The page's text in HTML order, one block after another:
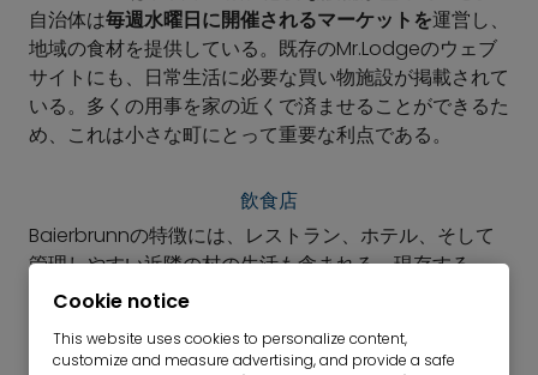
自治体は毎週水曜日に開催されるマーケットを運営し、
地域の食材を提供している。既存のMr.Lodgeのウェブ
サイトにも、日常生活に必要な買い物施設が掲載されて
いる。多くの用事を家の近くで済ませることができるた
め、これは小さな町にとって重要な利点である。
飲食店
Baierbrunnの特徴には、レストラン、ホテル、そして
管理しやすい近隣の村の生活も含まれる。現存する
Mr.Lodgeのウェブサイトには、
生活に重要な貢献をしているクラブや団体もある。その
Cookie notice
This website uses cookies to personalize content,
customize and measure advertising, and provide a safe